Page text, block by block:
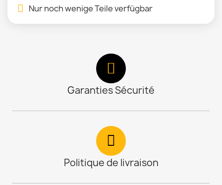
Nur noch wenige Teile verfügbar
Garanties Sécurité
Politique de livraison